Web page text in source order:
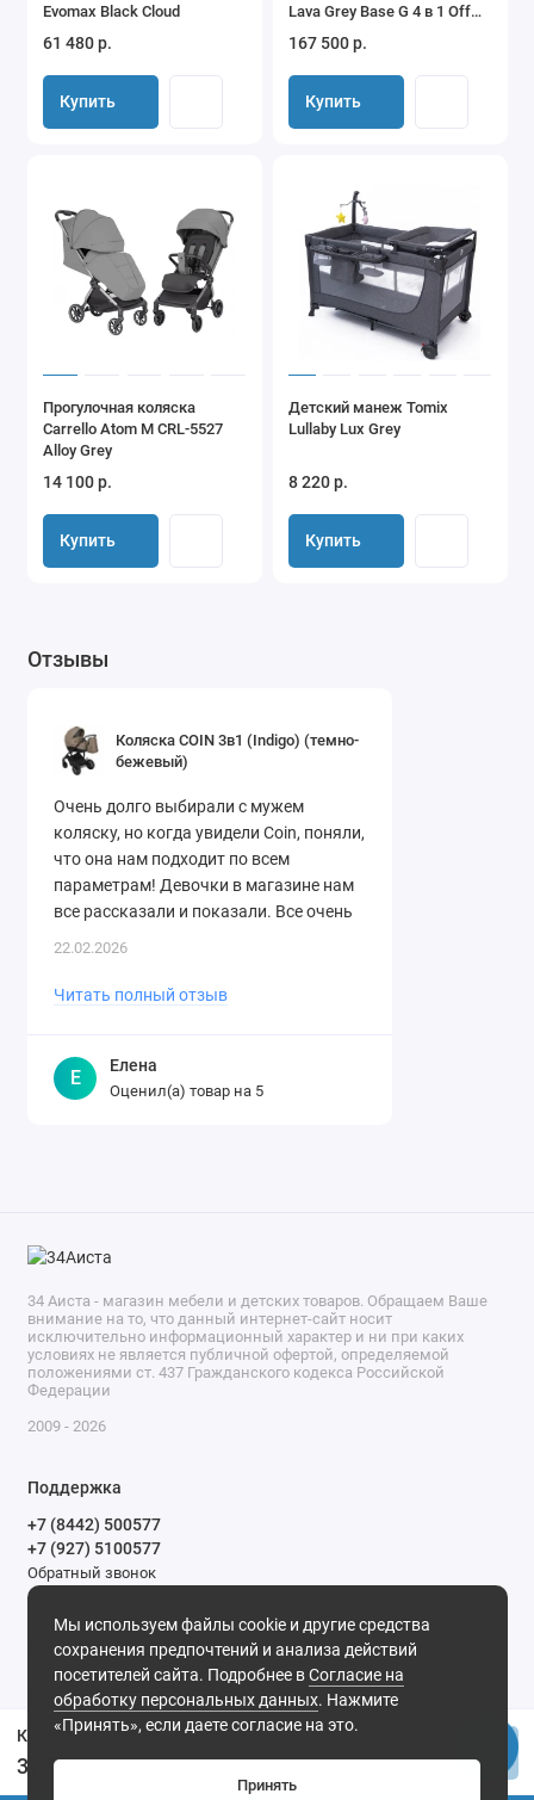
Коляска ULTRA 3в1 (Indigo) (бежевый)
37 599 р.
Evomax Black Cloud
61 480 р.
Купить
Lava Grey Base G 4 в 1 Off
167 500 р.
Купить
Прогулочная коляска
Carrello Atom M CRL-5527
Alloy Grey
14 100 р.
Купить
Детский манеж Tomix
Lullaby Lux Grey
8 220 р.
Купить
Отзывы
Коляска COIN 3в1 (Indigo) (темно-
бежевый)
Очень долго выбирали с мужем
коляску, но когда увидели Coin, поняли,
что она нам подходит по всем
параметрам! Девочки в магазине нам
все рассказали и показали. Все очень
22.02.2026
Читать полный отзыв
Е
Елена
Оценил(а) товар на 5
Мы используем файлы cookie и другие средства
сохранения предпочтений и анализа действий
посетителей сайта. Подробнее вСогласие на
обработку персональных данных. Нажмите
«Принять», если даете согласие на это.
Принять
34 Аиста - магазин мебели и детских товаров. Обращаем Ваше
внимание на то, что данный интернет-сайт носит
исключительно информационный характер и ни при каких
условиях не является публичной офертой, определяемой
положениями ст. 437 Гражданского кодекса Российской
Федерации
2009 - 2026
Поддержка
+7 (8442) 500577
+7 (927) 5100577
Обратный звонок
Мы в сети